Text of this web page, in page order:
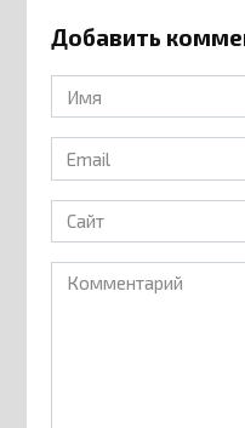
Добавить
Имя
*
Email
*
Сайт
Комментарий